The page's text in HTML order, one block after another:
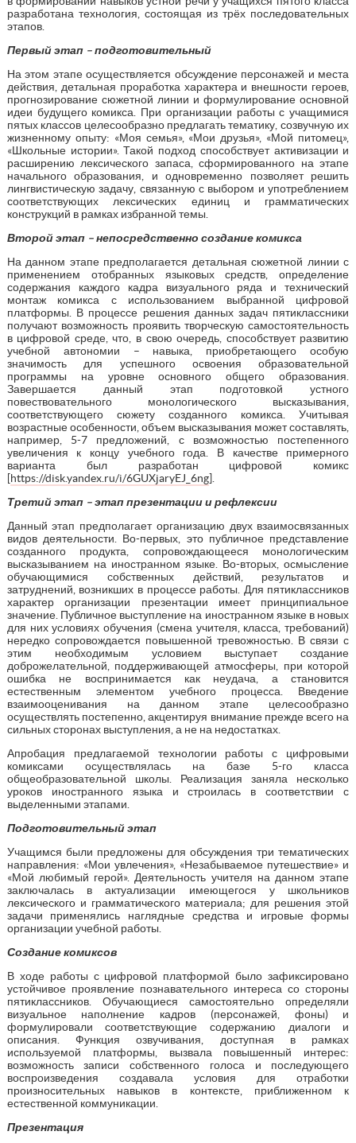
разработана технология, состоящая из трёх последовательных
этапов.
Первый этап – подготовительный
На этом этапе осуществляется обсуждение персонажей и места
действия, детальная проработка характера и внешности героев,
прогнозирование сюжетной линии и формулирование основной
идеи будущего комикса. При организации работы с учащимися
пятых классов целесообразно предлагать тематику, созвучную их
жизненному опыту: «Моя семья», «Мои друзья», «Мой питомец»,
«Школьные истории». Такой подход способствует активизации и
расширению лексического запаса, сформированного на этапе
начального образования, и одновременно позволяет решить
лингвистическую задачу, связанную с выбором и употреблением
соответствующих лексических единиц и грамматических
конструкций в рамках избранной темы.
Второй этап – непосредственно создание комикса
На данном этапе предполагается детальная сюжетной линии с
применением отобранных языковых средств, определение
содержания каждого кадра визуального ряда и технический
монтаж комикса с использованием выбранной цифровой
платформы. В процессе решения данных задач пятиклассники
получают возможность проявить творческую самостоятельность
в цифровой среде, что, в свою очередь, способствует развитию
учебной автономии – навыка, приобретающего особую
значимость для успешного освоения образовательной
программы на уровне основного общего образования.
Завершается данный этап подготовкой устного
повествовательного монологического высказывания,
соответствующего сюжету созданного комикса. Учитывая
возрастные особенности, объем высказывания может составлять,
например, 5-7 предложений, с возможностью постепенного
увеличения к концу учебного года. В качестве примерного
варианта был разработан цифровой комикс
[https://disk.yandex.ru/i/6GUXjaryEJ_6ng].
Третий этап – этап презентации и рефлексии
Данный этап предполагает организацию двух взаимосвязанных
видов деятельности. Во-первых, это публичное представление
созданного продукта, сопровождающееся монологическим
высказыванием на иностранном языке. Во-вторых, осмысление
обучающимися собственных действий, результатов и
затруднений, возникших в процессе работы. Для пятиклассников
характер организации презентации имеет принципиальное
значение. Публичное выступление на иностранном языке в новых
для них условиях обучения (смена учителя, класса, требований)
нередко сопровождается повышенной тревожностью. В связи с
этим необходимым условием выступает создание
доброжелательной, поддерживающей атмосферы, при которой
ошибка не воспринимается как неудача, а становится
естественным элементом учебного процесса. Введение
взаимооценивания на данном этапе целесообразно
осуществлять постепенно, акцентируя внимание прежде всего на
сильных сторонах выступления, а не на недостатках.
Апробация предлагаемой технологии работы с цифровыми
комиксами осуществлялась на базе 5-го класса
общеобразовательной школы. Реализация заняла несколько
уроков иностранного языка и строилась в соответствии с
выделенными этапами.
Подготовительный этап
Учащимся были предложены для обсуждения три тематических
направления: «Мои увлечения», «Незабываемое путешествие» и
«Мой любимый герой». Деятельность учителя на данном этапе
заключалась в актуализации имеющегося у школьников
лексического и грамматического материала; для решения этой
задачи применялись наглядные средства и игровые формы
организации учебной работы.
Создание комиксов
В ходе работы с цифровой платформой было зафиксировано
устойчивое проявление познавательного интереса со стороны
пятиклассников. Обучающиеся самостоятельно определяли
визуальное наполнение кадров (персонажей, фоны) и
формулировали соответствующие содержанию диалоги и
описания. Функция озвучивания, доступная в рамках
используемой платформы, вызвала повышенный интерес:
возможность записи собственного голоса и последующего
воспроизведения создавала условия для отработки
произносительных навыков в контексте, приближенном к
естественной коммуникации.
Презентация